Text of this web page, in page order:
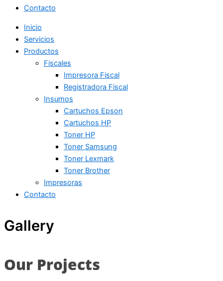
Contacto
Inicio
Servicios
Productos
Fiscales
Impresora Fiscal
Registradora Fiscal
Insumos
Cartuchos Epson
Cartuchos HP
Toner HP
Toner Samsung
Toner Lexmark
Toner Brother
Impresoras
Contacto
Gallery
Our Projects